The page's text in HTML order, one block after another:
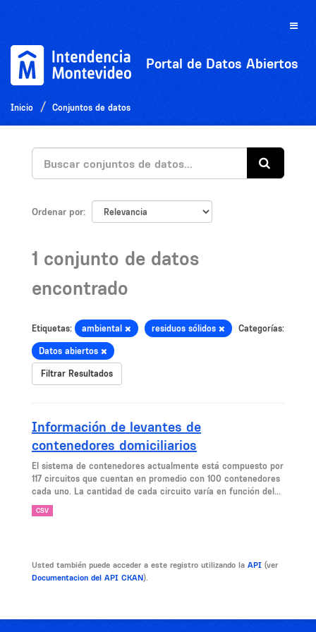
Toggle
Portal de Datos Abiertos
Inicio Conjuntos de datos
Ordenar por
1 conjunto de datos
encontrado
Etiquetas: ambiental residuos sólidos Categorías:
Datos abiertos
Filtrar Resultados
Información de levantes de
contenedores domiciliarios
El sistema de contenedores actualmente está compuesto por
117 circuitos que cuentan en promedio con 100 contenedores
cada uno. La cantidad de cada circuito varía en función del...
CSV
Usted también puede acceder a este registro utilizando la API (ver
Documentacion del API CKAN).